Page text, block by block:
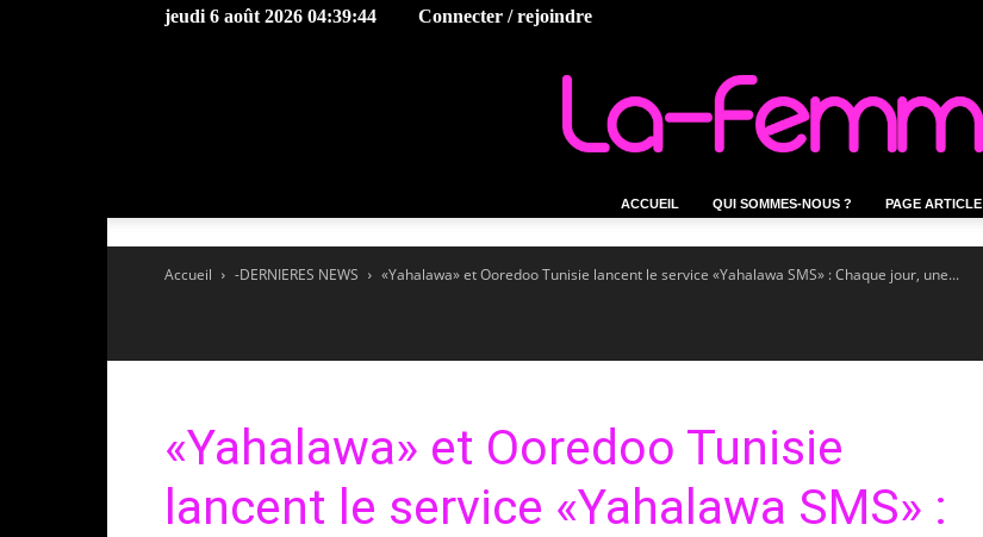
jeudi 6 août 2026 04:39:44 Connecter / rejoindre
ACCUEIL QUI SOMMES-NOUS ? PAGE ARTICLE
Accueil -DERNIERES NEWS «Yahalawa» et Ooredoo Tunisie lancent le service «Yahalawa SMS» : Chaque jour, une...
«Yahalawa» et Ooredoo Tunisie
lancent le service «Yahalawa SMS» :